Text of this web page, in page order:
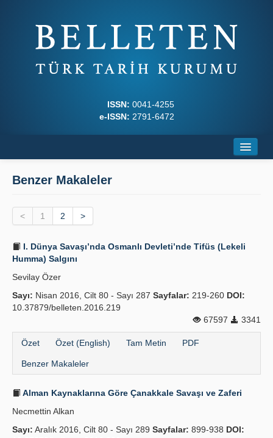
ISSN: 0041-4255
e-ISSN: 2791-6472
Dergi Kurulları
İlkeler
Kılavuzlar
İletişim
Benzer Makaleler
< 1 2 >
I. Dünya Savaşı’nda Osmanlı Devleti’nde Tifüs (Lekeli
Humma) Salgını
Sevilay Özer
Sayı: Nisan 2016, Cilt 80 - Sayı 287 Sayfalar: 219-260 DOI:
10.37879/belleten.2016.219
67597
3341
Özet Özet (English) Tam Metin PDF
Benzer Makaleler
Alman Kaynaklarına Göre Çanakkale Savaşı ve Zaferi
Necmettin Alkan
Sayı: Aralık 2016, Cilt 80 - Sayı 289 Sayfalar: 899-938 DOI: